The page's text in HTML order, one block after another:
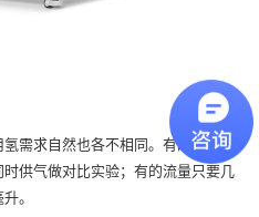
需求自然也各不相同。有的只需要
供气做对比实验；有的流量只要几
。